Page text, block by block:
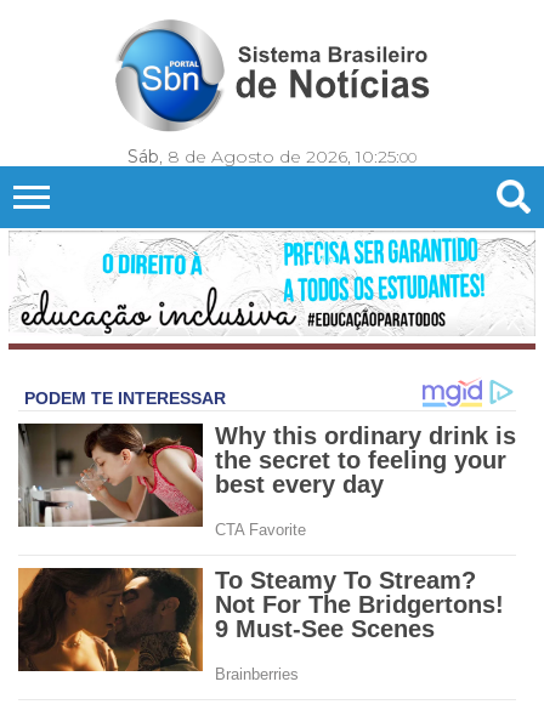
Sáb, 8 de Agosto de 2026, 10:25:02